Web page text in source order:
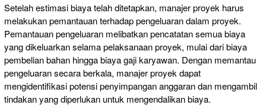
Setelah estimasi biaya telah ditetapkan, manajer proyek harus
melakukan pemantauan terhadap pengeluaran dalam proyek.
Pemantauan pengeluaran melibatkan pencatatan semua biaya
yang dikeluarkan selama pelaksanaan proyek, mulai dari biaya
pembelian bahan hingga biaya gaji karyawan. Dengan memantau
pengeluaran secara berkala, manajer proyek dapat
mengidentifikasi potensi penyimpangan anggaran dan mengambil
tindakan yang diperlukan untuk mengendalikan biaya.